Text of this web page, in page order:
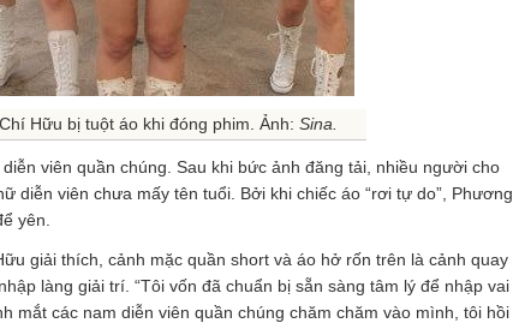
Hữu bị tuột áo khi đóng phim. Ảnh:Sina.
viên quần chúng. Sau khi bức ảnh đăng tải, nhiều người cho
diễn viên chưa mấy tên tuổi. Bởi khi chiếc áo “rơi tự do”, Phương
yên.
giải thích, cảnh mặc quần short và áo hở rốn trên là cảnh quay
làng giải trí. “Tôi vốn đã chuẩn bị sẵn sàng tâm lý để nhập vai
mắt các nam diễn viên quần chúng chăm chăm vào mình, tôi hồi